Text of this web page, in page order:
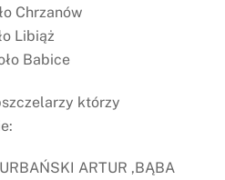
Chrzanów
Libiąż
Babice
którzy
ARTUR ,BĄBA